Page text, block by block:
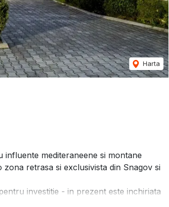
Harta
mediteraneene si montane
retrasa si exclusivista din Snagov si
investitie - in prezent este inchiriata